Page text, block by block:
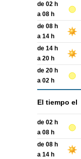
de 02 h
a 08 h
de 08 h
a 14 h
de 14 h
a 20 h
de 20 h
a 02 h
El tiempo el
de 02 h
a 08 h
de 08 h
a 14 h